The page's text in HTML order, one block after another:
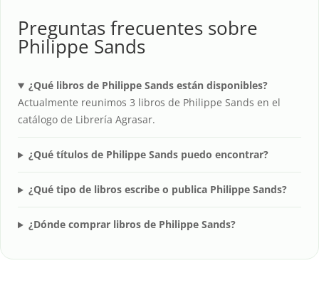
Preguntas frecuentes sobre
Philippe Sands
¿Qué libros de Philippe Sands están disponibles?
Actualmente reunimos 3 libros de Philippe Sands en el
catálogo de Librería Agrasar.
¿Qué títulos de Philippe Sands puedo encontrar?
¿Qué tipo de libros escribe o publica Philippe Sands?
¿Dónde comprar libros de Philippe Sands?